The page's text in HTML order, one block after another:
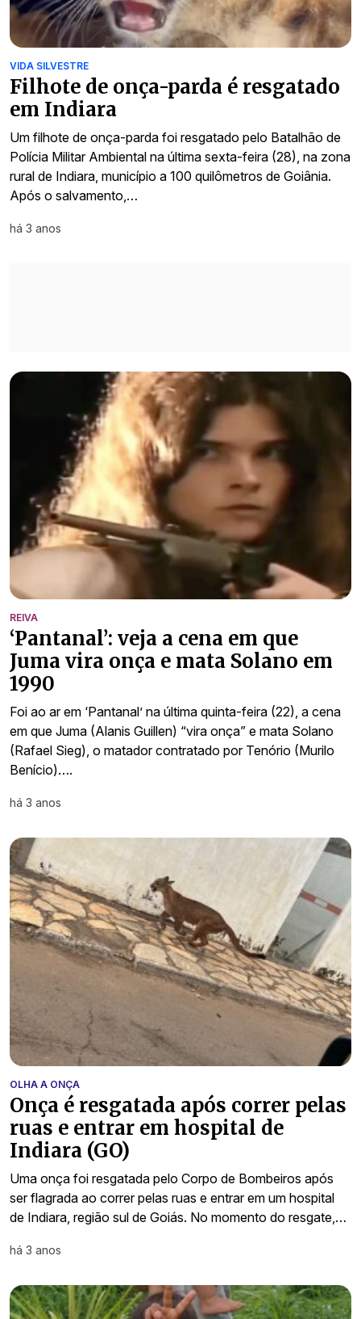
VIDA SILVESTRE
Filhote de onça-parda é resgatado
em Indiara
Um filhote de onça-parda foi resgatado pelo Batalhão de
Polícia Militar Ambiental na última sexta-feira (28), na zona
rural de Indiara, município a 100 quilômetros de Goiânia.
Após o salvamento,…
há 3 anos
REIVA
‘Pantanal’: veja a cena em que
Juma vira onça e mata Solano em
1990
Foi ao ar em ‘Pantanal’ na última quinta-feira (22), a cena
em que Juma (Alanis Guillen) “vira onça” e mata Solano
(Rafael Sieg), o matador contratado por Tenório (Murilo
Benício)….
há 3 anos
OLHA A ONÇA
Onça é resgatada após correr pelas
ruas e entrar em hospital de
Indiara (GO)
Uma onça foi resgatada pelo Corpo de Bombeiros após
ser flagrada ao correr pelas ruas e entrar em um hospital
de Indiara, região sul de Goiás. No momento do resgate,…
há 3 anos